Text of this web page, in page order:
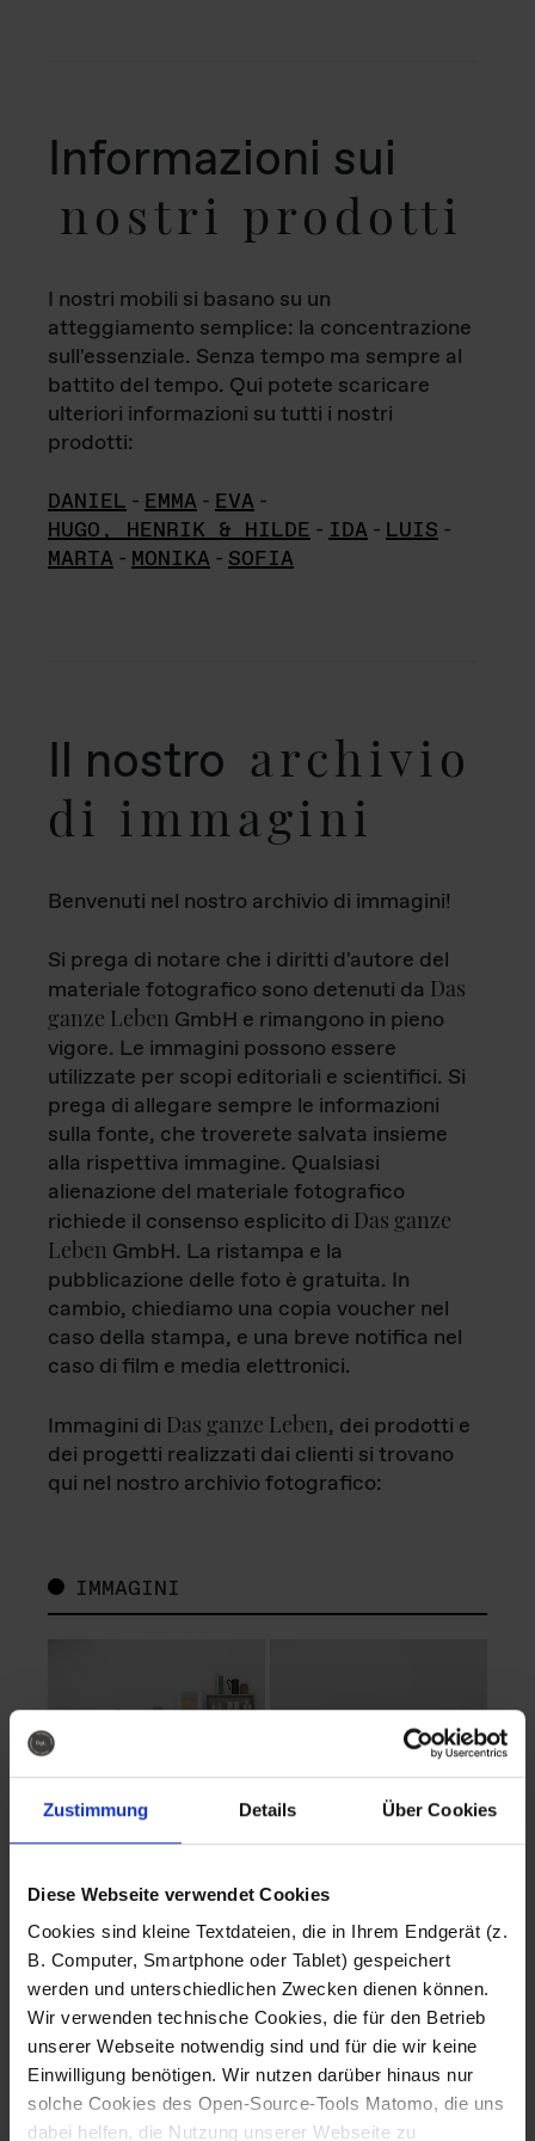
Zustimmung Details Über Cookies
Diese Webseite verwendet Cookies
Cookies sind kleine Textdateien, die in Ihrem Endgerät (z.
B. Computer, Smartphone oder Tablet) gespeichert
werden und unterschiedlichen Zwecken dienen können.
Wir verwenden technische Cookies, die für den Betrieb
unserer Webseite notwendig sind und für die wir keine
Einwilligung benötigen. Wir nutzen darüber hinaus nur
solche Cookies des Open-Source-Tools Matomo, die uns
dabei helfen, die Nutzung unserer Webseite zu
Informazioni sui
nostri prodotti
I nostri mobili si basano su un
atteggiamento semplice: la concentrazione
sull'essenziale. Senza tempo ma sempre al
battito del tempo. Qui potete scaricare
ulteriori informazioni su tutti i nostri
prodotti:
DANIEL - EMMA - EVA -
HUGO, HENRIK & HILDE - IDA - LUIS -
MARTA - MONIKA - SOFIA
Il nostro archivio
di immagini
Benvenuti nel nostro archivio di immagini!
Si prega di notare che i diritti d'autore del
materiale fotografico sono detenuti da Das
ganze Leben GmbH e rimangono in pieno
vigore. Le immagini possono essere
utilizzate per scopi editoriali e scientifici. Si
prega di allegare sempre le informazioni
sulla fonte, che troverete salvata insieme
alla rispettiva immagine. Qualsiasi
alienazione del materiale fotografico
richiede il consenso esplicito di Das ganze
Leben GmbH. La ristampa e la
pubblicazione delle foto è gratuita. In
cambio, chiediamo una copia voucher nel
caso della stampa, e una breve notifica nel
caso di film e media elettronici.
Immagini di Das ganze Leben, dei prodotti e
dei progetti realizzati dai clienti si trovano
qui nel nostro archivio fotografico:
IMMAGINI
Fotografo: Lorenz
Sternbach
Download
Fotografo: Lorenz
Sternbach
Download